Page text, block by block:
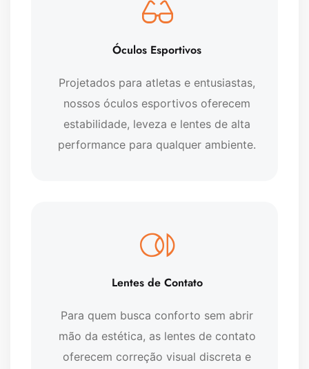
Óculos Esportivos
Projetados para atletas e entusiastas,
nossos óculos esportivos oferecem
estabilidade, leveza e lentes de alta
performance para qualquer ambiente.
Lentes de Contato
Para quem busca conforto sem abrir
mão da estética, as lentes de contato
oferecem correção visual discreta e